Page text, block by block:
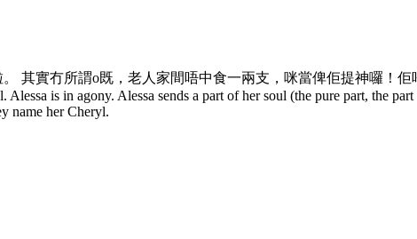
其實冇所謂o既，老人家間唔中食一兩支，咪當俾佢提神囉！佢
is in agony. Alessa sends a part of her soul (the pure part, the
name her Cheryl.